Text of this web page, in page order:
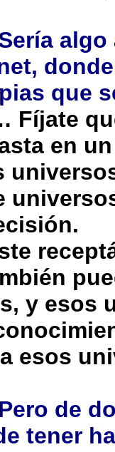
que
Fíjate
en
y esos
a esos
de
tener